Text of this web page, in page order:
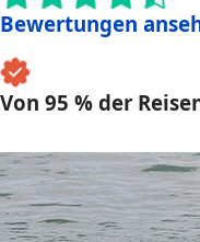
Bewertungen
Von 95 % der